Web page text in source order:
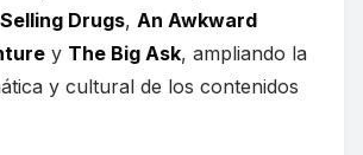
Drugs, An Awkward
y The Big Ask, ampliando la
y cultural de los contenidos